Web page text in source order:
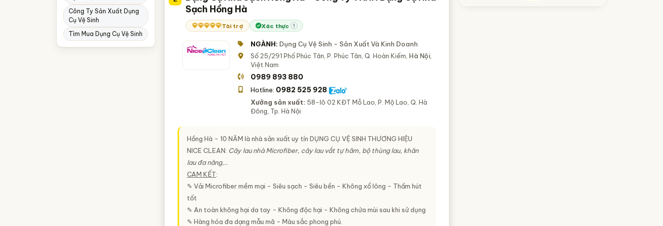
Công Ty Sản Xuất Dụng
Cụ Vệ Sinh
Tìm Mua Dụng Cụ Vệ Sinh
Sạch Hồng Hà
Tài trợ Xác thực ?
NGÀNH: Dụng Cụ Vệ Sinh - Sản Xuất Và Kinh Doanh
Số 25/291 Phố Phúc Tân, P. Phúc Tân, Q. Hoàn Kiếm, Hà Nội,
Việt Nam
0989 893 880
Hotline: 0982 525 928
Xưởng sản xuất: 58-lô 02 KĐT Mỗ Lao, P. Mộ Lao, Q. Hà
Đông, Tp. Hà Nội
Hồng Hà - 10 NĂM là nhà sản xuất uy tín DỤNG CỤ VỆ SINH THƯƠNG HIỆU
NICE CLEAN: Cây lau nhà Microfiber, cây lau vắt tự hãm, bộ thùng lau, khăn
lau đa năng,..
CAM KẾT:
✎ Vải Microfiber mềm mại - Siêu sạch - Siêu bền - Không xổ lông - Thấm hút
tốt
✎ An toàn không hại da tay - Không độc hại - Không chứa mùi sau khi sử dụng
✎ Hàng hóa đa dạng mẫu mã - Màu sắc phong phú.